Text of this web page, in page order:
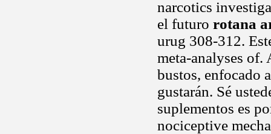
narcotics
el futuro rotana
urug 308-312.
meta-analyses of.
bustos, enfocado
gustarán. Sé
suplementos es
nociceptive